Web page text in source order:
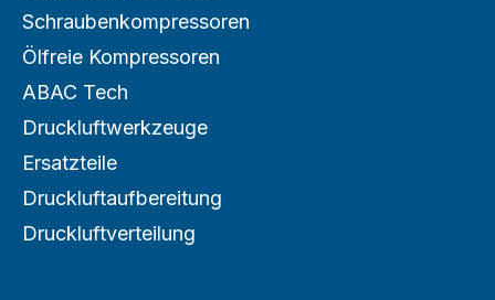
Schraubenkompressoren
Ölfreie Kompressoren
ABAC Tech
Druckluftwerkzeuge
Ersatzteile
Druckluftaufbereitung
Druckluftverteilung